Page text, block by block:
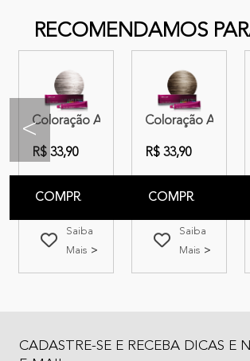
RECOMENDAMOS
<
2.1 Preto Azulado
Magnific Color 6.0 Louro Escuro
Coloração Amend Color Intensy 0.1
R$ 33,90
COMPRAR
Saiba
Mais
Coloração Amend
R$ 33,90
COMPRAR
Saiba
Mais
CADASTRE-SE E RECEBA DICAS E